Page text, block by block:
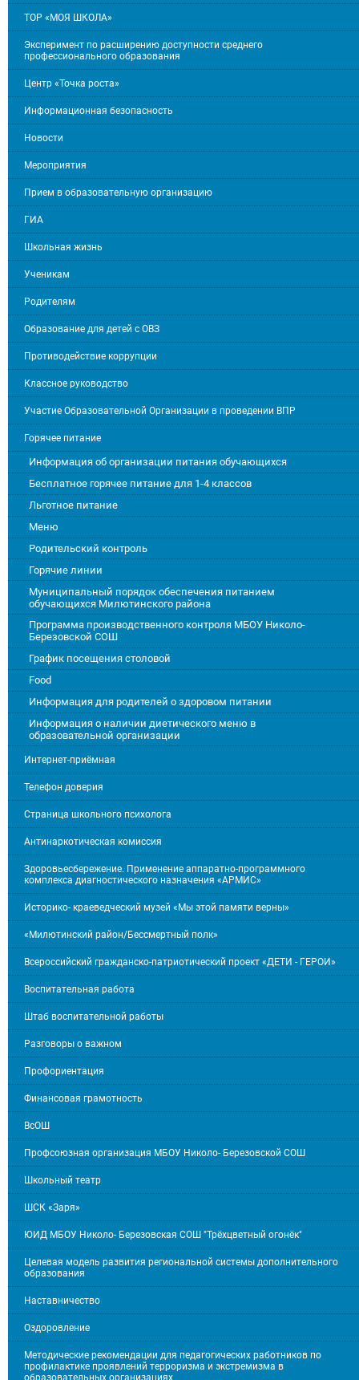
ТОР «МОЯ ШКОЛА»
Эксперимент по расширению доступности среднего
профессионального образования
Центр «Точка роста»
Информационная безопасность
Новости
Мероприятия
Прием в образовательную организацию
ГИА
Школьная жизнь
Ученикам
Родителям
Образование для детей с ОВЗ
Противодействие коррупции
Классное руководство
Участие Образовательной Организации в проведении ВПР
Горячее питание
Информация об организации питания обучающихся
Бесплатное горячее питание для 1-4 классов
Льготное питание
Меню
Родительский контроль
Горячие линии
Муниципальный порядок обеспечения питанием
обучающихся Милютинского района
Программа производственного контроля МБОУ Николо-
Березовской СОШ
График посещения столовой
Food
Информация для родителей о здоровом питании
Информация о наличии диетического меню в
образовательной организации
Интернет-приёмная
Телефон доверия
Страница школьного психолога
Антинаркотическая комиссия
Здоровьесбережение. Применение аппаратно-программного
комплекса диагностического назначения «АРМИС»
Историко- краеведческий музей «Мы этой памяти верны»
«Милютинский район/Бессмертный полк»
Всероссийский гражданско-патриотический проект «ДЕТИ - ГЕРОИ»
Воспитательная работа
Штаб воспитательной работы
Разговоры о важном
Профориентация
Финансовая грамотность
ВсОШ
Профсоюзная организация МБОУ Николо- Березовской СОШ
Школьный театр
ШСК «Заря»
ЮИД МБОУ Николо- Березовская СОШ "Трёхцветный огонёк"
Целевая модель развития региональной системы дополнительного
образования
Наставничество
Оздоровление
Методические рекомендации для педагогических работников по
профилактике проявлений терроризма и экстремизма в